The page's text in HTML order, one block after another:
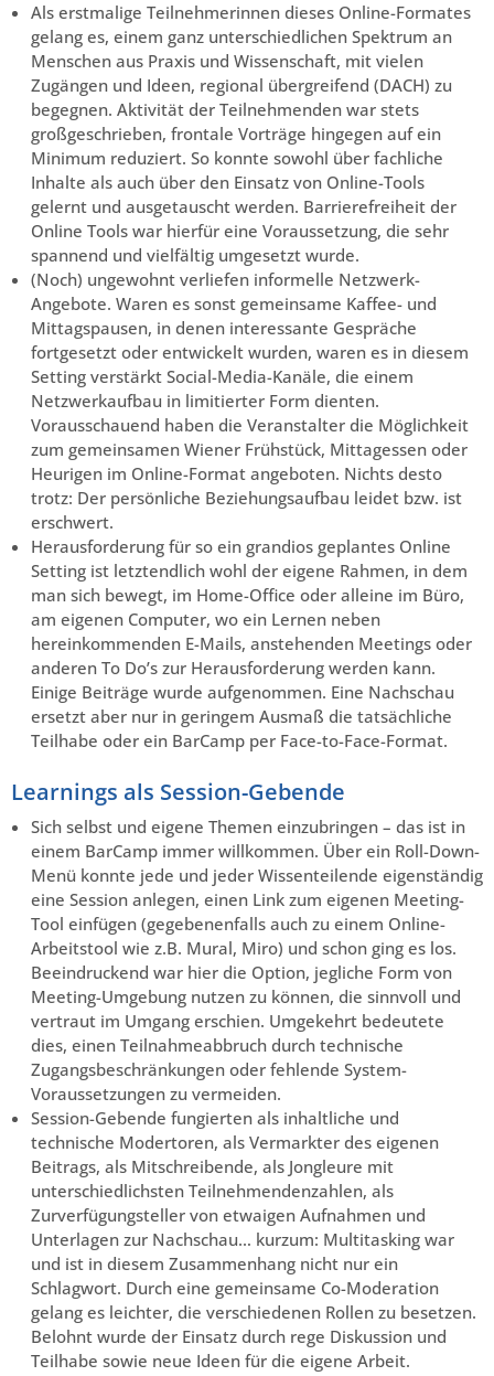
Als erstmalige Teilnehmerinnen dieses Online-Formates
gelang es, einem ganz unterschiedlichen Spektrum an
Menschen aus Praxis und Wissenschaft, mit vielen
Zugängen und Ideen, regional übergreifend (DACH) zu
begegnen. Aktivität der Teilnehmenden war stets
großgeschrieben, frontale Vorträge hingegen auf ein
Minimum reduziert. So konnte sowohl über fachliche
Inhalte als auch über den Einsatz von Online-Tools
gelernt und ausgetauscht werden. Barrierefreiheit der
Online Tools war hierfür eine Voraussetzung, die sehr
spannend und vielfältig umgesetzt wurde.
(Noch) ungewohnt verliefen informelle Netzwerk-
Angebote. Waren es sonst gemeinsame Kaffee- und
Mittagspausen, in denen interessante Gespräche
fortgesetzt oder entwickelt wurden, waren es in diesem
Setting verstärkt Social-Media-Kanäle, die einem
Netzwerkaufbau in limitierter Form dienten.
Vorausschauend haben die Veranstalter die Möglichkeit
zum gemeinsamen Wiener Frühstück, Mittagessen oder
Heurigen im Online-Format angeboten. Nichts desto
trotz: Der persönliche Beziehungsaufbau leidet bzw. ist
erschwert.
Herausforderung für so ein grandios geplantes Online
Setting ist letztendlich wohl der eigene Rahmen, in dem
man sich bewegt, im Home-Office oder alleine im Büro,
am eigenen Computer, wo ein Lernen neben
hereinkommenden E-Mails, anstehenden Meetings oder
anderen To Do’s zur Herausforderung werden kann.
Einige Beiträge wurde aufgenommen. Eine Nachschau
ersetzt aber nur in geringem Ausmaß die tatsächliche
Teilhabe oder ein BarCamp per Face-to-Face-Format.
Learnings als Session-Gebende
Sich selbst und eigene Themen einzubringen – das ist in
einem BarCamp immer willkommen. Über ein Roll-Down-
Menü konnte jede und jeder Wissenteilende eigenständig
eine Session anlegen, einen Link zum eigenen Meeting-
Tool einfügen (gegebenenfalls auch zu einem Online-
Arbeitstool wie z.B. Mural, Miro) und schon ging es los.
Beeindruckend war hier die Option, jegliche Form von
Meeting-Umgebung nutzen zu können, die sinnvoll und
vertraut im Umgang erschien. Umgekehrt bedeutete
dies, einen Teilnahmeabbruch durch technische
Zugangsbeschränkungen oder fehlende System-
Voraussetzungen zu vermeiden.
Session-Gebende fungierten als inhaltliche und
technische Modertoren, als Vermarkter des eigenen
Beitrags, als Mitschreibende, als Jongleure mit
unterschiedlichsten Teilnehmendenzahlen, als
Zurverfügungsteller von etwaigen Aufnahmen und
Unterlagen zur Nachschau… kurzum: Multitasking war
und ist in diesem Zusammenhang nicht nur ein
Schlagwort. Durch eine gemeinsame Co-Moderation
gelang es leichter, die verschiedenen Rollen zu besetzen.
Belohnt wurde der Einsatz durch rege Diskussion und
Teilhabe sowie neue Ideen für die eigene Arbeit.